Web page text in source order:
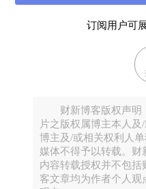
60多个核心商圈在打造
王府井喜悦购物中心的
题空间，被网友们列进
百联ZX创趣场供全国各
蕴含着的巨大消费潜力
买出了千亿级的市场。
艾媒咨询数据显示，
IP衍生品经济）市场规
将突破3000亿元。近年
订阅用户可
财新博客版权声明
片之版权属博主本人
博主及/或相关权利人
媒体不得予以转载。
内容转载授权并不包
客文章均为作者个人观